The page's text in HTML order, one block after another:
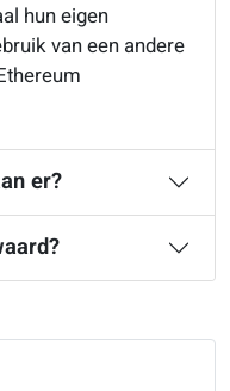
hun eigen
van een andere
er?